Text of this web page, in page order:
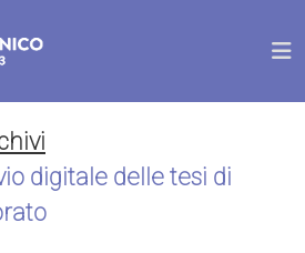
digitale delle tesi di